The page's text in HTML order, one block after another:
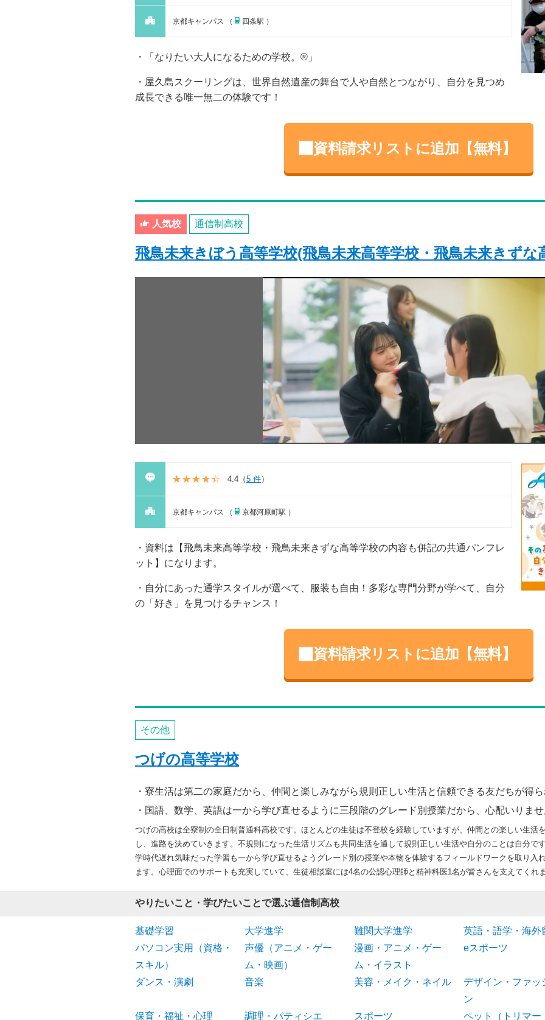
京都キャンパス （ 四条駅 ）
「なりたい大人になるための学校。®」
屋久島スクーリングは、世界自然遺産の舞台で人や自然とつながり、自分を見つめ
成長できる唯一無二の体験です！
資料請求リストに追加【無料】
人気校 通信制高校
飛鳥未来きぼう高等学校(飛鳥未来高等学校・飛鳥未来きずな
4.4 （5 件）
京都キャンパス （ 京都河原町駅 ）
資料は【飛鳥未来高等学校・飛鳥未来きずな高等学校の内容も併記の共通パンフレ
ット】になります。
自分にあった通学スタイルが選べて、服装も自由！多彩な専門分野が学べて、自分
の「好き」を見つけるチャンス！
資料請求リストに追加【無料】
その他
つげの高等学校
寮生活は第二の家庭だから、仲間と楽しみながら規則正しい生活と信頼できる友だちが得
国語、数学、英語は一から学び直せるように三段階のグレード別授業だから、心配いりま
つげの高校は全寮制の全日制普通科高校です。ほとんどの生徒は不登校を経験していますが、仲間との楽しい生活
し、進路を決めていきます。不規則になった生活リズムも共同生活を通して規則正しい生活や自分のことは自分で
学時代遅れ気味だった学習も一から学び直せるようグレード別の授業や本物を体験するフィールドワークを取り入
ます。心理面でのサポートも充実していて、生徒相談室には4名の公認心理師と精神科医1名が皆さんを支えてくれ
やりたいこと・学びたいことで選ぶ通信制高校
基礎学習 大学進学 難関大学進学
英語・語学・海外
パソコン実用（資格・
スキル）
声優（アニメ・ゲー
ム・映画）
漫画・アニメ・ゲー
ム・イラスト
eスポーツ
ダンス・演劇 音楽 美容・メイク・ネイル
デザイン・ファッ
ン
保育・福祉・心理
調理・パティシエ スポーツ ペット（トリマー